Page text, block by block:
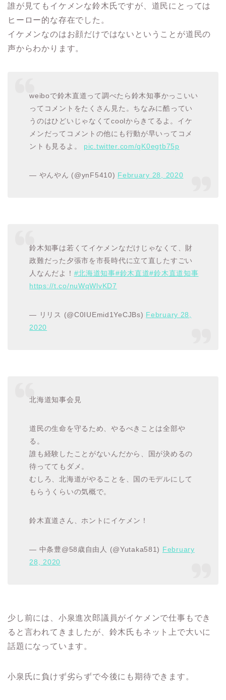
誰が見てもイケメンな鈴木氏ですが、道民にとっては
ヒーロー的な存在でした。
イケメンなのはお顔だけではないということが道民の
声からわかります。
weiboで鈴木直道って調べたら鈴木知事かっこいい
ってコメントをたくさん見た。ちなみに酷ってい
うのはひどいじゃなくてcoolからきてるよ。イケ
メンだってコメントの他にも行動が早いってコメ
ントも見るよ。 pic.twitter.com/qK0egtb75p
— やんやん (@ynF5410) February 28, 2020
鈴木知事は若くてイケメンなだけじゃなくて、財
政難だった夕張市を市長時代に立て直したすごい
人なんだよ！ #北海道知事#鈴木直道#鈴木直道知事
https://t.co/nuWqWlvKD7
— リリス (@C0IUEmid1YeCJBs) February 28,
2020
北海道知事会見
道民の生命を守るため、やるべきことは全部や
る。
誰も経験したことがないんだから、国が決めるの
待っててもダメ。
むしろ、北海道がやることを、国のモデルにして
もらうくらいの気概で。
鈴木直道さん、ホントにイケメン！
— 中条豊@58歳自由人 (@Yutaka581) February
28, 2020
少し前には、小泉進次郎議員がイケメンで仕事もでき
ると言われてきましたが、鈴木氏もネット上で大いに
話題になっています。
小泉氏に負けず劣らずで今後にも期待できます。